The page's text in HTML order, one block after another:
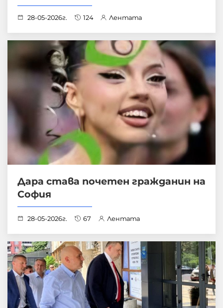
28-05-2026г. 124 Лентата
Дара става почетен гражданин на
София
28-05-2026г. 67 Лентата